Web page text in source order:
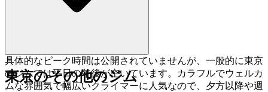
具体的なピーク時間は公開されていませんが、一般的に東京
のジムでは平日の午後が空いています。カラフルでウェルカ
ムな雰囲気で幅広いクライマーに人気なので、夕方以降や週
東京のその他のジム